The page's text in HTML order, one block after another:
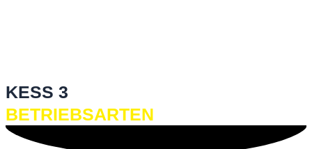
KESS 3
BETRIEBSARTEN